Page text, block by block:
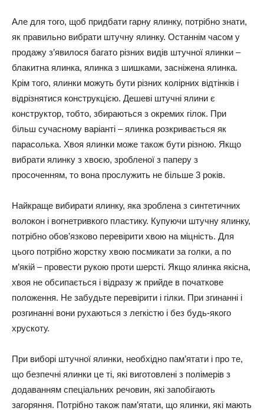
Але для того, щоб придбати гарну ялинку, потрібно знати,
як правильно вибрати штучну ялинку. Останнім часом у
продажу з’явилося багато різних видів штучної ялинки –
блакитна ялинка, ялинка з шишками, засніжена ялинка.
Крім того, ялинки можуть бути різних колірних відтінків і
відрізнятися конструкцією. Дешеві штучні ялини є
конструктор, тобто, збираються з окремих гілок. При
більш сучасному варіанті – ялинка розкривається як
парасолька. Хвоя ялинки може також бути різною. Якщо
вибрати ялинку з хвоєю, зробленої з паперу з
просоченням, то вона прослужить не більше 3 років.
Найкраще вибирати ялинку, яка зроблена з синтетичних
волокон і вогнетривкого пластику. Купуючи штучну ялинку,
потрібно обов’язково перевірити хвою на міцність. Для
цього потрібно жорстку хвою посмикати за голки, а по
м’якій – провести рукою проти шерсті. Якщо ялинка якісна,
хвоя не обсипається і відразу ж прийде в початкове
положення. Не забудьте перевірити і гілки. При згинанні і
розгинанні вони рухаються з легкістю і без будь-якого
хрускоту.
При виборі штучної ялинки, необхідно пам’ятати і про те,
що безпечні ялинки це ті, які виготовлені з полімерів з
додаванням спеціальних речовин, які запобігають
загоряння. Потрібно також пам’ятати, що ялинки, які мають